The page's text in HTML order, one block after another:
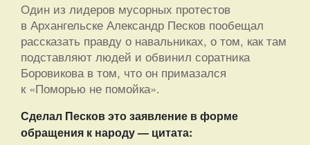
Один из лидеров мусорных протестов
в Архангельске Александр Песков пообещал
рассказать правду о навальниках, о том, как там
подставляют людей и обвинил соратника
Боровикова в том, что он примазался
к «Поморью не помойка».
Сделал Песков это заявление в форме
обращения к народу — цитата: